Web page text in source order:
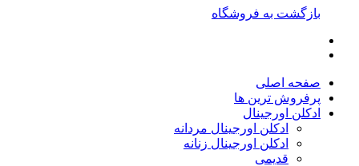
بازگشت به فروشگاه
صفحه اصلی
پرفروش ترین ها
ادکلن اورجینال
ادکلن اورجینال مردانه
ادکلن اورجینال زنانه
قدیمی